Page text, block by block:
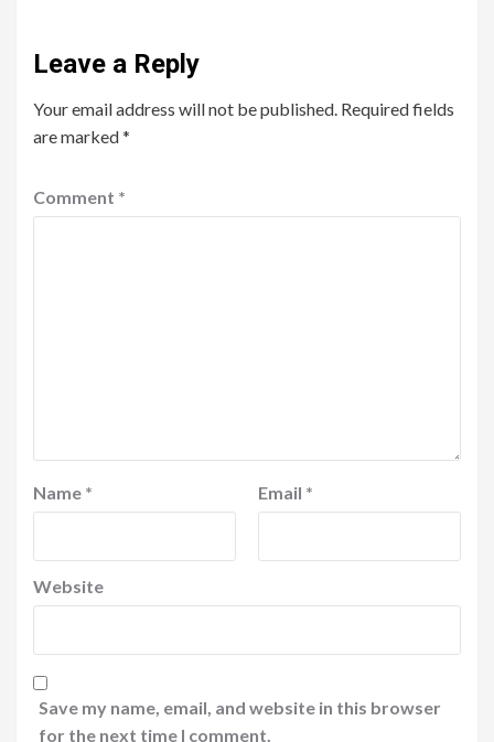
Leave a Reply
Your email address will not be published. Required fields
are marked*
Comment *
Name * Email *
Website
Save my name, email, and website in this browser
for the next time I comment.